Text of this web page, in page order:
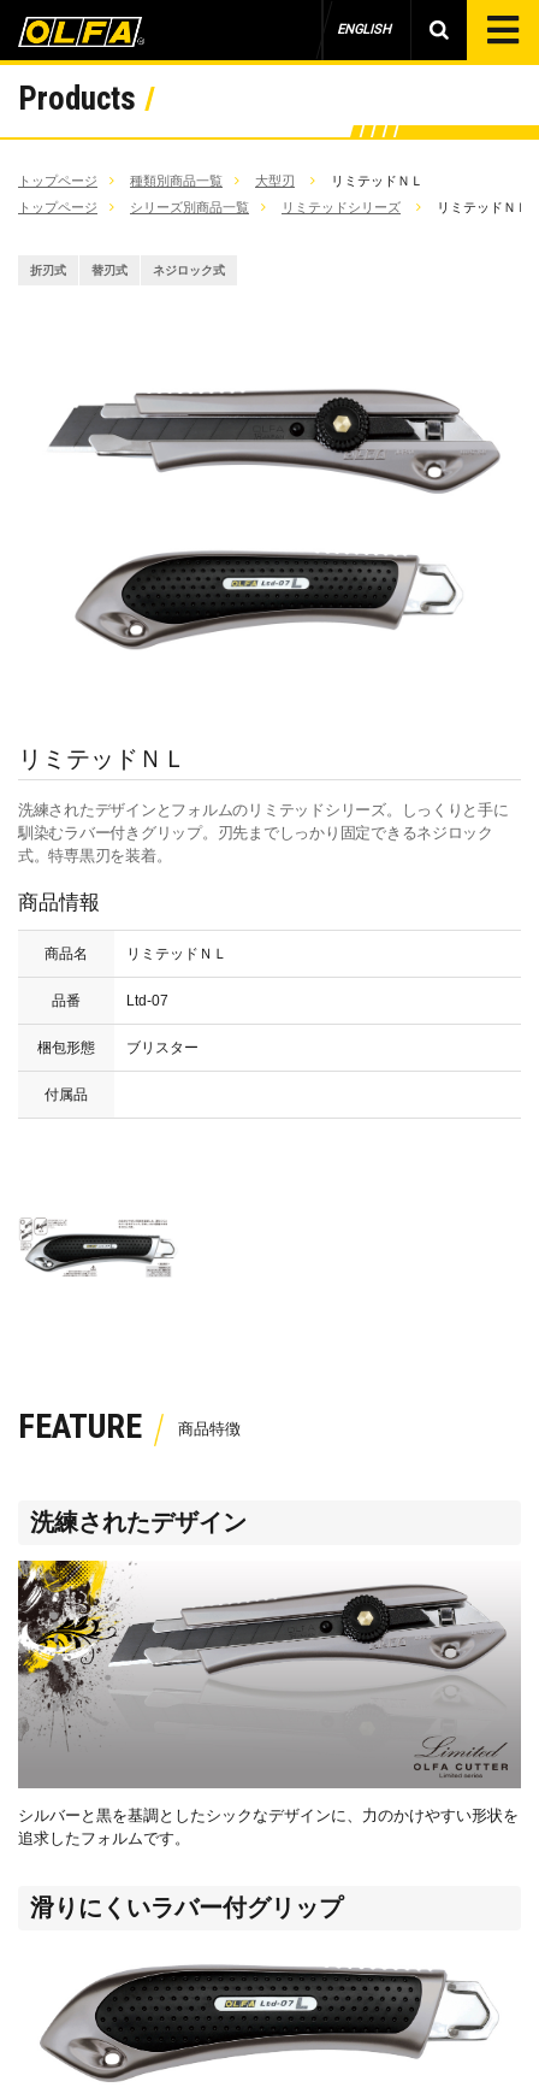
ENGLISH
Products
トップページ 種類別商品一覧 大型刃
リミテッドＮＬ
トップページ
シリーズ別商品一覧 リミテッドシリーズ リミテッドＮＬ
折刃式 替刃式 ネジロック式
リミテッドＮＬ
洗練されたデザインとフォルムのリミテッドシリーズ。しっくりと手に
馴染むラバー付きグリップ。刃先までしっかり固定できるネジロック
式。特専黒刃を装着。
商品情報
商品名 リミテッドＮＬ
品番 Ltd-07
梱包形態 ブリスター
付属品
FEATURE
洗練されたデザイン
シルバーと黒を基調としたシックなデザインに、力のかけやすい形状を
追求したフォルムです。
滑りにくいラバー付グリップ